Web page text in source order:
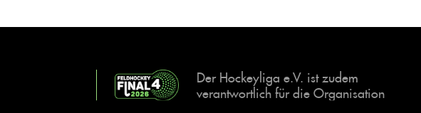
Der Hockeyliga e.V. ist zudem
verantwortlich für die Organisation